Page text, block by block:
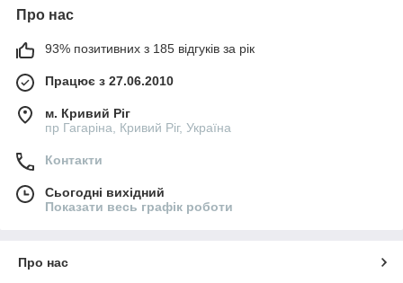
Про нас
93% позитивних з 185 відгуків за рік
Працює з 27.06.2010
м. Кривий Ріг
пр Гагаріна, Кривий Ріг, Україна
Контакти
Сьогодні вихідний
Показати весь графік роботи
Про нас